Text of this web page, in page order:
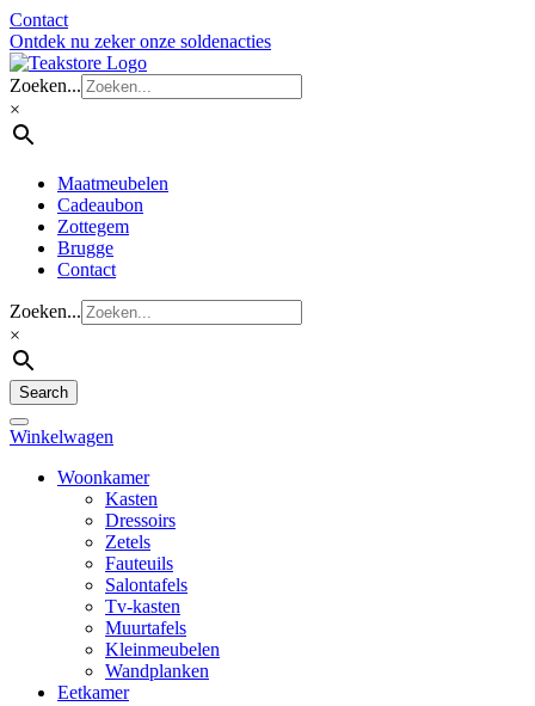
Contact
Ontdek nu zeker onze soldenacties
Zoeken...
×
Maatmeubelen
Cadeaubon
Zottegem
Brugge
Contact
Zoeken...
×
Search
Winkelwagen
Woonkamer
Kasten
Dressoirs
Zetels
Fauteuils
Salontafels
Tv-kasten
Muurtafels
Kleinmeubelen
Wandplanken
Eetkamer